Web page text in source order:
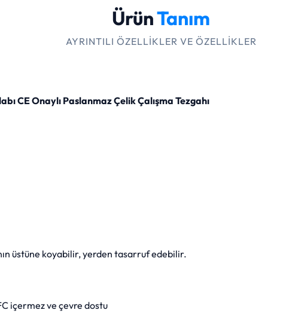
ÜrünTanım
AYRINTILI ÖZELLIKLER VE ÖZELLIKLER
CE Onaylı Paslanmaz Çelik Çalışma Tezgahı
üstüne koyabilir, yerden tasarruf edebilir.
içermez ve çevre dostu